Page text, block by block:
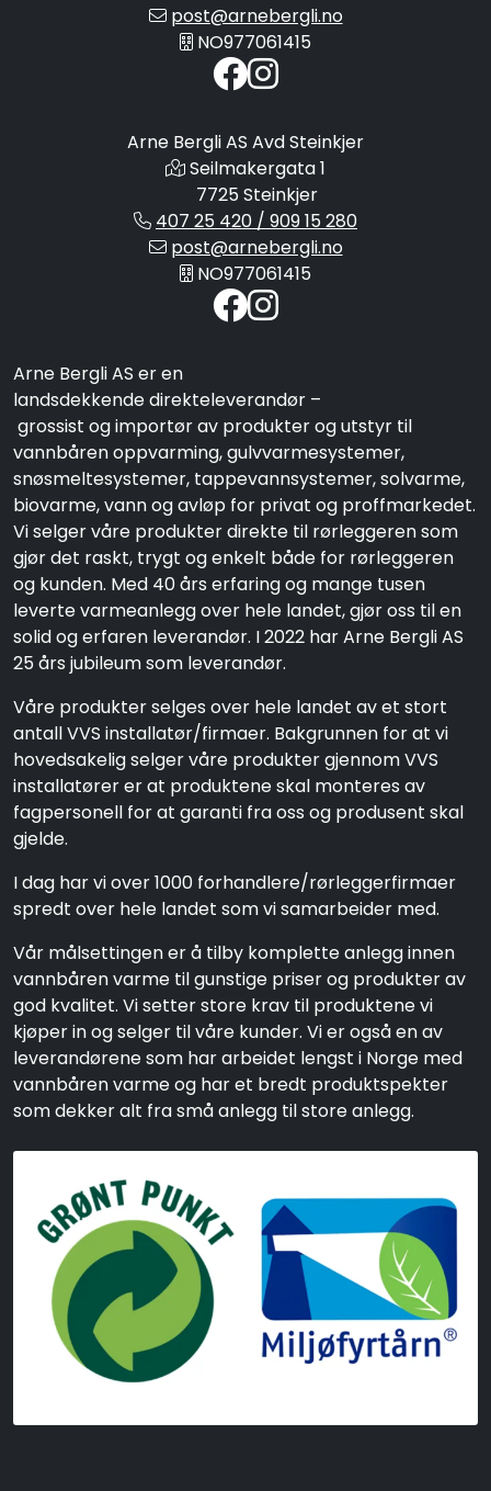
post@arnebergli.no
NO977061415
Arne Bergli AS Avd Steinkjer
Seilmakergata 1
7725 Steinkjer
407 25 420 / 909 15 280
post@arnebergli.no
NO977061415
Arne Bergli AS er en
landsdekkende direkteleverandør –
grossist og importør av produkter og utstyr til
vannbåren oppvarming, gulvvarmesystemer,
snøsmeltesystemer, tappevannsystemer, solvarme,
biovarme, vann og avløp for privat og proffmarkedet.
Vi selger våre produkter direkte til rørleggeren som
gjør det raskt, trygt og enkelt både for rørleggeren
og kunden. Med 40 års erfaring og mange tusen
leverte varmeanlegg over hele landet, gjør oss til en
solid og erfaren leverandør. I 2022 har Arne Bergli AS
25 års jubileum som leverandør.
Våre produkter selges over hele landet av et stort
antall VVS installatør/firmaer. Bakgrunnen for at vi
hovedsakelig selger våre produkter gjennom VVS
installatører er at produktene skal monteres av
fagpersonell for at garanti fra oss og produsent skal
gjelde.
I dag har vi over 1000 forhandlere/rørleggerfirmaer
spredt over hele landet som vi samarbeider med.
Vår målsettingen er å tilby komplette anlegg innen
vannbåren varme til gunstige priser og produkter av
god kvalitet. Vi setter store krav til produktene vi
kjøper in og selger til våre kunder. Vi er også en av
leverandørene som har arbeidet lengst i Norge med
vannbåren varme og har et bredt produktspekter
som dekker alt fra små anlegg til store anlegg.